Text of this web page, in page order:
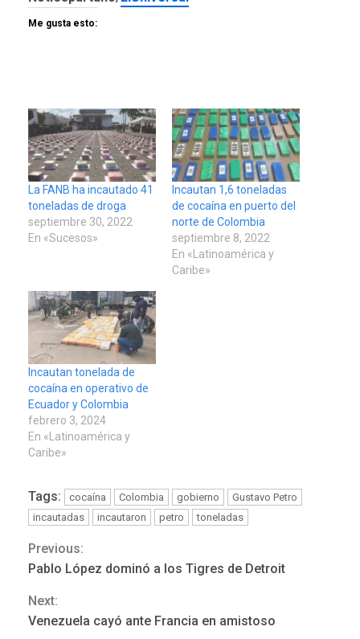
Me gusta esto:
La FANB ha incautado 41
toneladas de droga
septiembre 30, 2022
En «Sucesos»
Incautan 1,6 toneladas
de cocaína en puerto del
norte de Colombia
septiembre 8, 2022
En «Latinoamérica y
Caribe»
Incautan tonelada de
cocaína en operativo de
Ecuador y Colombia
febrero 3, 2024
En «Latinoamérica y
Caribe»
Tags: cocaína Colombia gobierno
Gustavo Petro
incautadas
incautaron petro toneladas
Continue
Reading
Previous:
Pablo López dominó a los Tigres de Detroit
Next:
Venezuela cayó ante Francia en amistoso
3
POLÍTICA
TITULARES
ONGs piden a CIDH